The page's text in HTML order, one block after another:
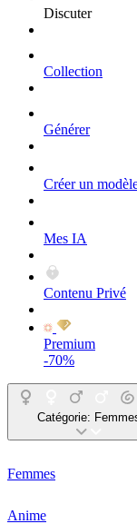
Discuter
Collection
Générer
Créer un
Mes IA
Contenu Privé
Premium
-70%
Catégorie:
Femmes
Anime